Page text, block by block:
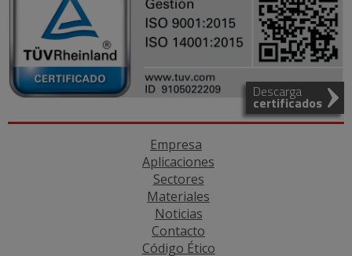
Descarga
certificados
Empresa
Aplicaciones
Sectores
Materiales
Noticias
Contacto
Código Ético